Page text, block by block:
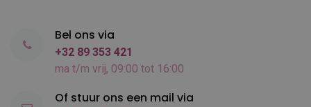
Bel ons via
+32 89 353 421
ma t/m vrij, 09:00 tot 16:00
Of stuur ons een mail via